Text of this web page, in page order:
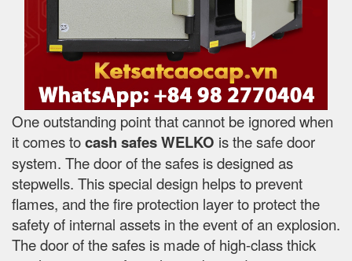
One outstanding point that cannot be ignored when
it comes tocash safesWELKO is the safe door
system. The door of the safes is designed as
stepwells. This special design helps to prevent
flames, and the fire protection layer to protect the
safety of internal assets in the event of an explosion.
The door of the safes is made of high-class thick